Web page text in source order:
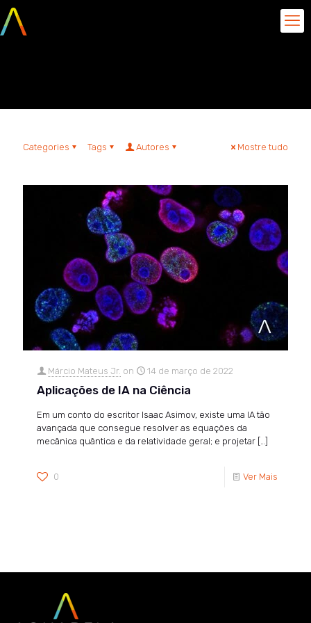
Categories Tags Autores Mostre tudo
Márcio Mateus Jr. on 14 de março de 2022
Aplicações de IA na Ciência
Em um conto do escritor Isaac Asimov, existe uma IA tão
avançada que consegue resolver as equações da
mecânica quântica e da relatividade geral; e projetar […]
0 Ver Mais